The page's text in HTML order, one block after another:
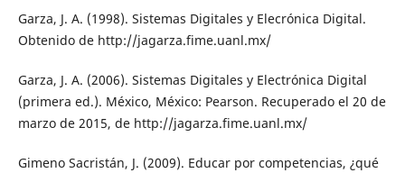
Garza, J. A. (1998). Sistemas Digitales y Elecrónica Digital.
Obtenido de http://jagarza.fime.uanl.mx/
Garza, J. A. (2006). Sistemas Digitales y Electrónica Digital
(primera ed.). México, México: Pearson. Recuperado el 20 de
marzo de 2015, de http://jagarza.fime.uanl.mx/
Gimeno Sacristán, J. (2009). Educar por competencias, ¿qué